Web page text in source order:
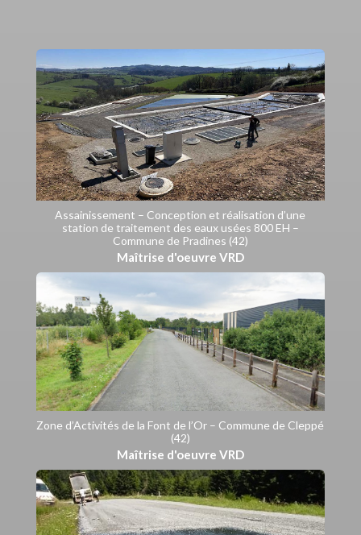
Assainissement – Conception et réalisation d’une
station de traitement des eaux usées 800 EH –
Commune de Pradines (42)
Maîtrise d'oeuvre VRD
Zone d’Activités de la Font de l’Or – Commune de Cleppé
(42)
Maîtrise d'oeuvre VRD